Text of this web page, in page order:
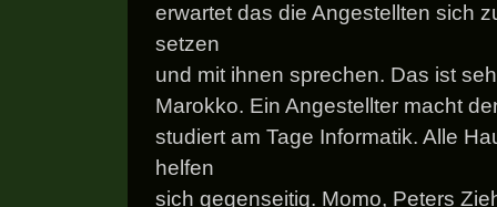
erwartet das die Angestellten sich
setzen
und mit ihnen sprechen. Das ist
Marokko. Ein Angestellter macht
studiert am Tage Informatik. Alle
helfen
sich gegenseitig. Momo, Peters